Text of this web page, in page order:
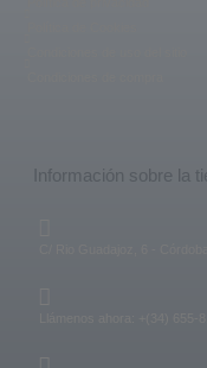
Información sobre la